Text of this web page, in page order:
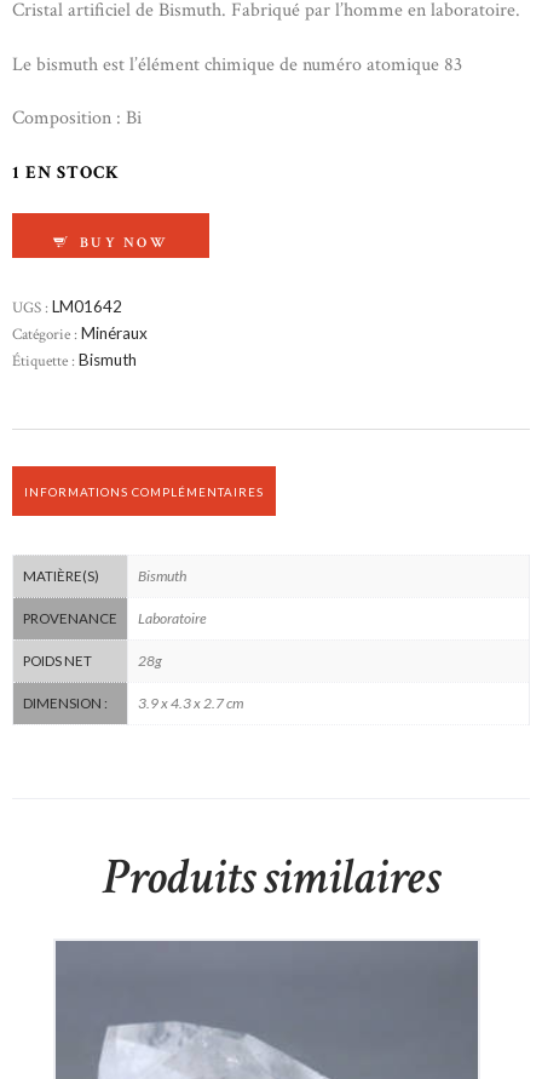
Cristal artificiel de Bismuth. Fabriqué par l’homme en laboratoire.
Le bismuth est l’élément chimique de numéro atomique 83
Composition : Bi
1 EN STOCK
BUY NOW
UGS : LM01642
Catégorie : Minéraux
Étiquette : Bismuth
INFORMATIONS COMPLÉMENTAIRES
MATIÈRE(S) Bismuth
PROVENANCE Laboratoire
POIDS NET 28g
DIMENSION : 3.9 x 4.3 x 2.7 cm
Produits similaires